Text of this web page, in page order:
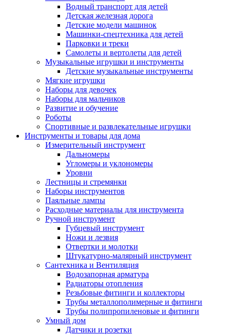
Водный транспорт для детей
Детская железная дорога
Детские модели машинок
Машинки-спецтехника для детей
Парковки и треки
Самолеты и вертолеты для детей
Музыкальные игрушки и инструменты
Детские музыкальные инструменты
Мягкие игрушки
Наборы для девочек
Наборы для мальчиков
Развитие и обучение
Роботы
Спортивные и развлекательные игрушки
Инструменты и товары для дома
Измерительный инструмент
Дальномеры
Угломеры и уклономеры
Уровни
Лестницы и стремянки
Наборы инструментов
Паяльные лампы
Расходные материалы для инструмента
Ручной инструмент
Губцевый инструмент
Ножи и лезвия
Отвертки и молотки
Штукатурно-малярный инструмент
Сантехника и Вентиляция
Водозапорная арматура
Радиаторы отопления
Резьбовые фитинги и коллекторы
Трубы металлополимерные и фитинги
Трубы полипропиленовые и фитинги
Умный дом
Датчики и розетки